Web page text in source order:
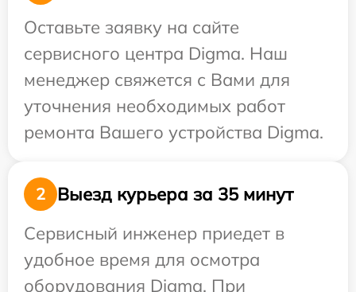
Оставьте заявку на сайте
сервисного центра Digma. Наш
менеджер свяжется с Вами для
уточнения необходимых работ
ремонта Вашего устройства Digma.
2
Выезд курьера за 35 минут
Сервисный инженер приедет в
удобное время для осмотра
оборудования Digma. При